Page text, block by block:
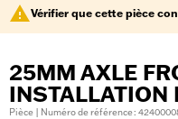
Vérifier que cette pièce
25MM AXLE
INSTALLATION
Pièce | Numéro de référence :